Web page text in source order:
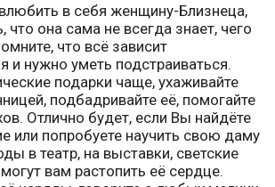
в себя женщину-Близнеца,
что она сама не всегда знает, чего
что всё зависит
и нужно уметь подстраиваться.
подарки чаще, ухаживайте
подбадривайте её, помогайте
Отлично будет, если Вы найдёте
или попробуете научить свою даму
в театр, на выставки, светские
вам растопить её сердце.